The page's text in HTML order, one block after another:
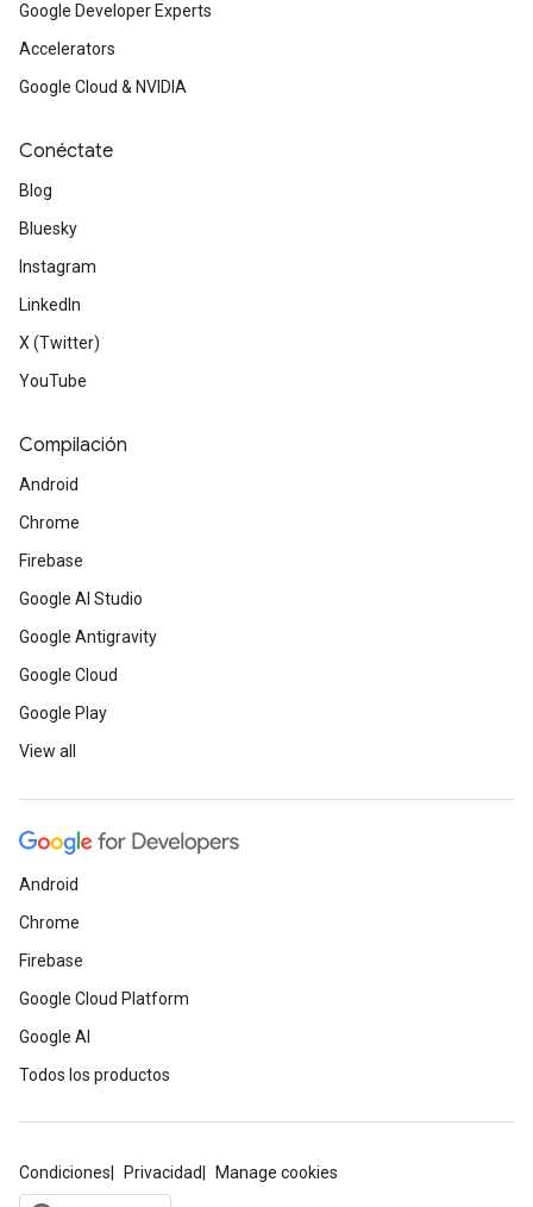
Google Developer Experts
Accelerators
Google Cloud & NVIDIA
Conéctate
Blog
Bluesky
Instagram
LinkedIn
X (Twitter)
YouTube
Compilación
Android
Chrome
Firebase
Google AI Studio
Google Antigravity
Google Cloud
Google Play
View all
Android
Chrome
Firebase
Google Cloud Platform
Google AI
Todos los productos
Condiciones Privacidad Manage cookies